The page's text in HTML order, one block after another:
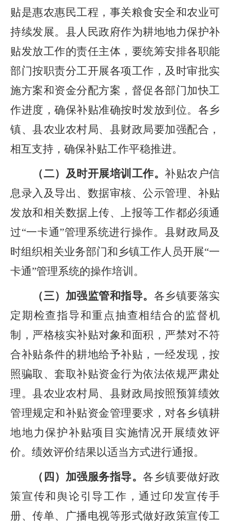
贴是惠农惠民工程，事关粮食安全和农业可
持续发展。县人民政府作为耕地地力保护补
贴发放工作的责任主体，要统筹安排各职能
部门按职责分工开展各项工作，及时审批实
施方案和资金分配方案，督促各部门加快工
作进度，确保补贴准确按时发放到位。各乡
镇、 县农业农村局、县财政局要加强配合，
相互支持，确保补贴工作平稳推进。
（二）及时开展培训工作。 补贴农户信
息录入及导出、数据审核、公示管理、补贴
发放和相关数据上传、上报等工作都必须通
过“一卡通”管理系统进行操作。 县财政局及
时组织相关业务部门和乡镇工作人员开展“一
卡通”管理系统的操作培训。
（三）加强监管和指导。 各乡镇要落实
定期检查指导和重点抽查相结合的监督机
制，严格核实补贴对象和面积，严禁对不符
合补贴条件的耕地给予补贴，一经发现，按
照骗取、套取补贴资金行为依法依规严肃处
理。县农业农村局、 县财政局按照预算绩效
管理规定和补贴资金管理要求，对各乡镇耕
地地力保护补贴项目实施情况开展绩效评
价。绩效评价结果以适当方式进行通报。
（ 四 ）加强服务指导。 各乡镇要做好政
策宣传和舆论引导工作，通过印发宣传手
册、传单、广播电视等形式做好政策宣传工